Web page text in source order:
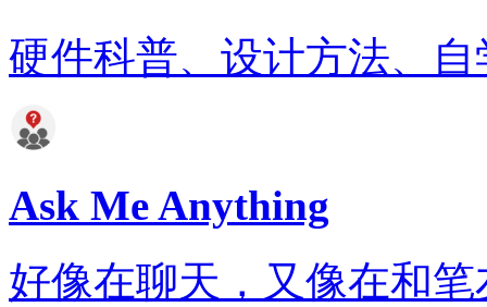
硬件科普、设计方法、
Ask Me Anything
好像在聊天，又像在和笔